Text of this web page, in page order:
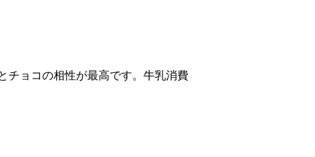
チョコの相性が最高です。牛乳消費